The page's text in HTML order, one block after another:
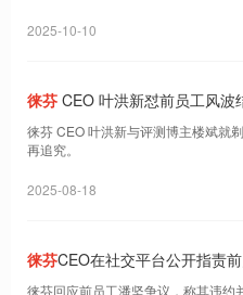
2025-10-10
徕芬 CEO 叶洪新怼前员工风波
徕芬 CEO 叶洪新与评测博主楼斌就
再追究。
2025-08-18
徕芬CEO在社交平台公开指责
徕芬回应前员工潘坚争议，称其违